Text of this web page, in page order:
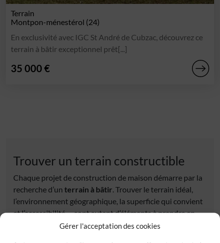
Gérer l'acceptation des cookies
Terrain
Montpon-ménestérol (24)
En exclusivité avec IGC St André de Cubzac, découvrez ce
terrain à bâtir exceptionnel prêt[...]
35 000 €
Trouver un terrain constructible
Chaque projet de construction de maison démarre par la
recherche d’un terrain à bâtir . Trouver le terrain idéal,
l’environnement géographique, la superficie qui convient
et l’accessibilité … sont autant d’éléments à prendre en
compte pour bien choisir celui qui correspondra à votre